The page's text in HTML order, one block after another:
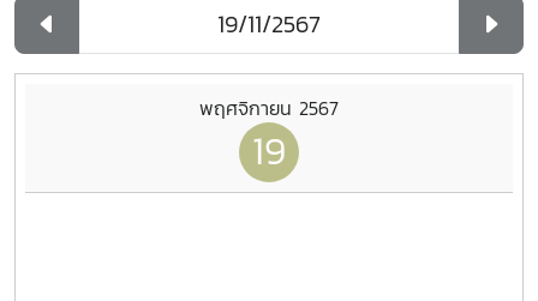
พฤศจิกายน 2567
19